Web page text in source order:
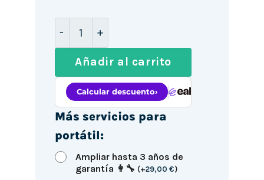
Añadir al carrito
Más servicios para
portátil:
Ampliar hasta 3 años de
garantía 👩‍🔧 (+29,00 €)